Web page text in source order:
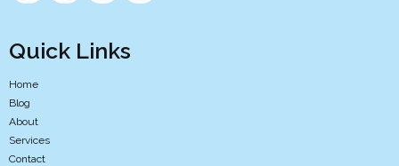
Quick Links
Home
Blog
About
Services
Contact